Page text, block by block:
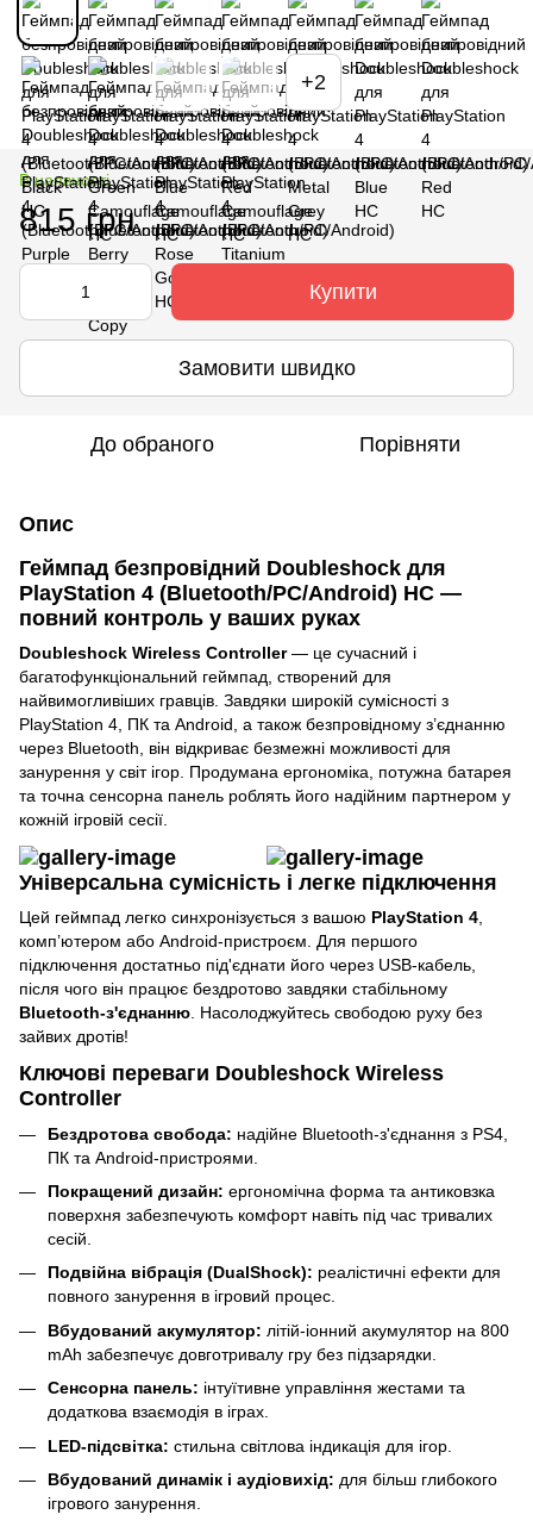
+2
В наявності
815 грн
Купити
Замовити швидко
До обраного Порівняти
Опис
Геймпад безпровідний Doubleshock для
PlayStation 4 (Bluetooth/PC/Android) HC —
повний контроль у ваших руках
Doubleshock Wireless Controller— це сучасний і
багатофункціональний геймпад, створений для
найвимогливіших гравців. Завдяки широкій сумісності з
PlayStation 4, ПК та Android, а також безпровідному з’єднанню
через Bluetooth, він відкриває безмежні можливості для
занурення у світ ігор. Продумана ергономіка, потужна батарея
та точна сенсорна панель роблять його надійним партнером у
кожній ігровій сесії.
Універсальна сумісність і легке підключення
Цей геймпад легко синхронізується з вашою PlayStation 4
комп’ютером або Android-пристроєм. Для першого
підключення достатньо під'єднати його через USB-кабель,
після чого він працює бездротово завдяки стабільному
Bluetooth-з'єднанню . Насолоджуйтесь свободою руху без
зайвих дротів!
Ключові переваги Doubleshock Wireless
Controller
Бездротова свобода: надійне Bluetooth-з'єднання з PS4,
ПК та Android-пристроями.
Покращений дизайн: ергономічна форма та антиковзка
поверхня забезпечують комфорт навіть під час тривалих
сесій.
Подвійна вібрація (DualShock): реалістичні ефекти для
повного занурення в ігровий процес.
Вбудований акумулятор: літій-іонний акумулятор на 800
mAh забезпечує довготривалу гру без підзарядки.
Сенсорна панель: інтуїтивне управління жестами та
додаткова взаємодія в іграх.
LED-підсвітка: стильна світлова індикація для ігор.
Вбудований динамік і аудіовихід: для більш глибокого
ігрового занурення.